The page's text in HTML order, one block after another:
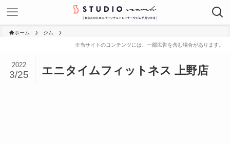
ホーム ジム
エニタイムフィットネス 上野店
2022
3/25